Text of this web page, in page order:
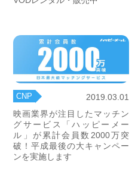
CNP
2019.03.01
映画業界が注目したマッチン
グサービス「ハッピーメー
ル」が累計会員数2000万突
破！平成最後の大キャンペー
ンを実施します